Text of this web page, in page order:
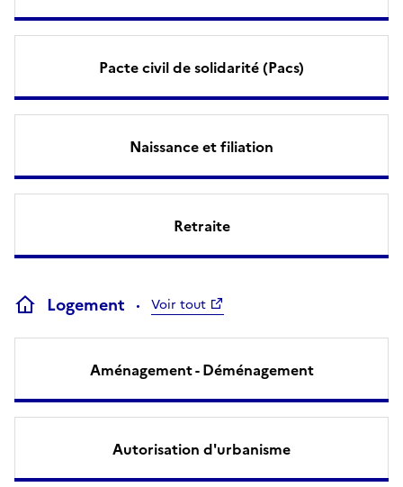
Pacte civil de solidarité (Pacs)
Naissance et filiation
Retraite
Logement Voir tout
Aménagement - Déménagement
Autorisation d'urbanisme